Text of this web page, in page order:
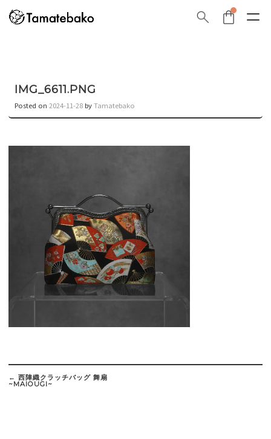
IMG_6611.PNG
Posted on 2024-11-28 byTamatebako
Post
navigation
← 西陣織クラッチバッグ 舞扇
~MAIOUGI~